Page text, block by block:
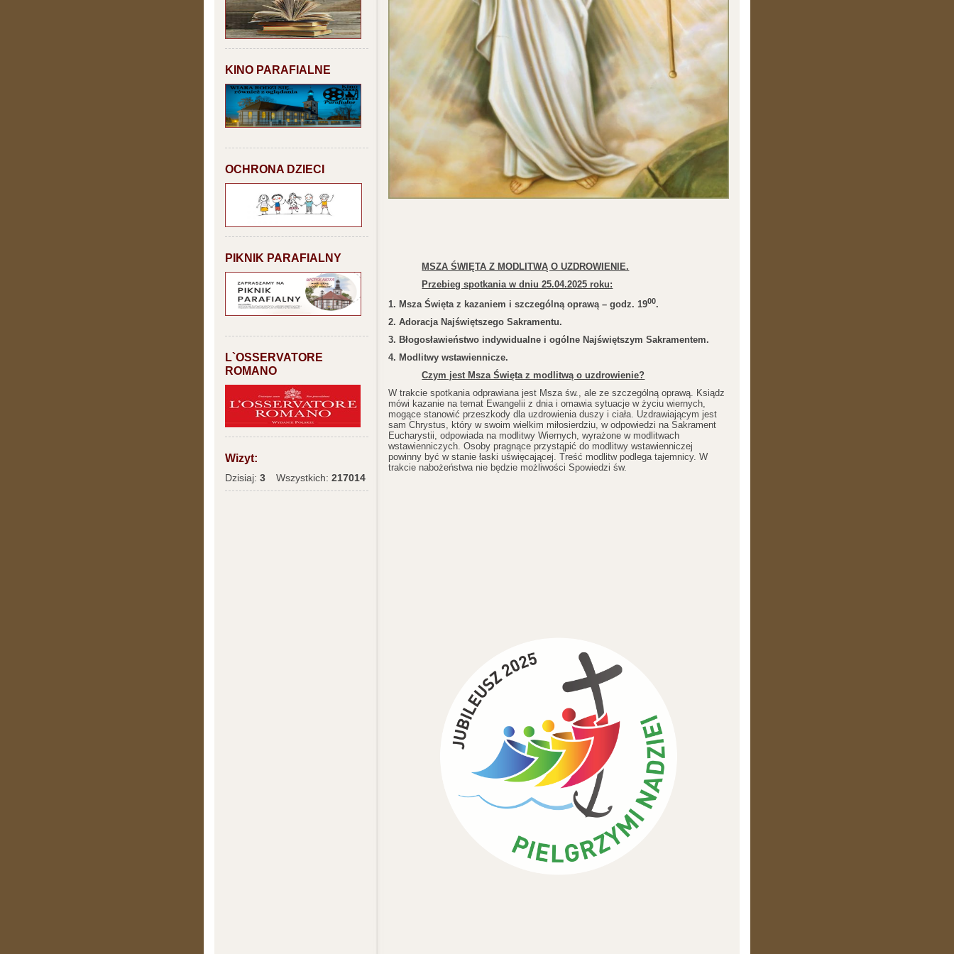
KINO PARAFIALNE
OCHRONA DZIECI
PIKNIK PARAFIALNY
L`OSSERVATORE
ROMANO
Wizyt:
Dzisiaj: 3 Wszystkich: 217014
MSZA ŚWIĘTA Z MODLITWĄ O UZDROWIENIE.
Przebieg spotkania w dniu 25.04.2025 roku:
1. Msza Święta z kazaniem i szczególną oprawą – godz. 1900.
2. Adoracja Najświętszego Sakramentu.
3. Błogosławieństwo indywidualne i ogólne Najświętszym Sakramentem.
4. Modlitwy wstawiennicze.
Czym jest Msza Święta z modlitwą o uzdrowienie?
W trakcie spotkania odprawiana jest Msza św., ale ze szczególną oprawą. Ksiądz
mówi kazanie na temat Ewangelii z dnia i omawia sytuacje w życiu wiernych,
mogące stanowić przeszkody dla uzdrowienia duszy i ciała. Uzdrawiającym jest
sam Chrystus, który w swoim wielkim miłosierdziu, w odpowiedzi na Sakrament
Eucharystii, odpowiada na modlitwy Wiernych, wyrażone w modlitwach
wstawienniczych. Osoby pragnące przystąpić do modlitwy wstawienniczej
powinny być w stanie łaski uświęcającej. Treść modlitw podlega tajemnicy. W
trakcie nabożeństwa nie będzie możliwości Spowiedzi św.